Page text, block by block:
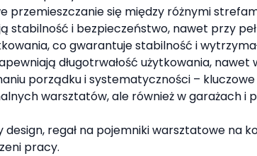
przemieszczanie się między różnymi
stabilność i bezpieczeństwo, nawet przy
co gwarantuje stabilność i
długotrwałość użytkowania,
porządku i systematyczności –
warsztatów, ale również w garażach
regał na pojemniki warsztatowe na
pracy.